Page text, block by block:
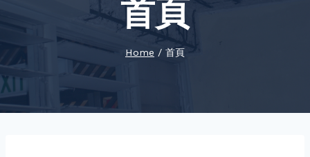
首頁
Home / 首頁